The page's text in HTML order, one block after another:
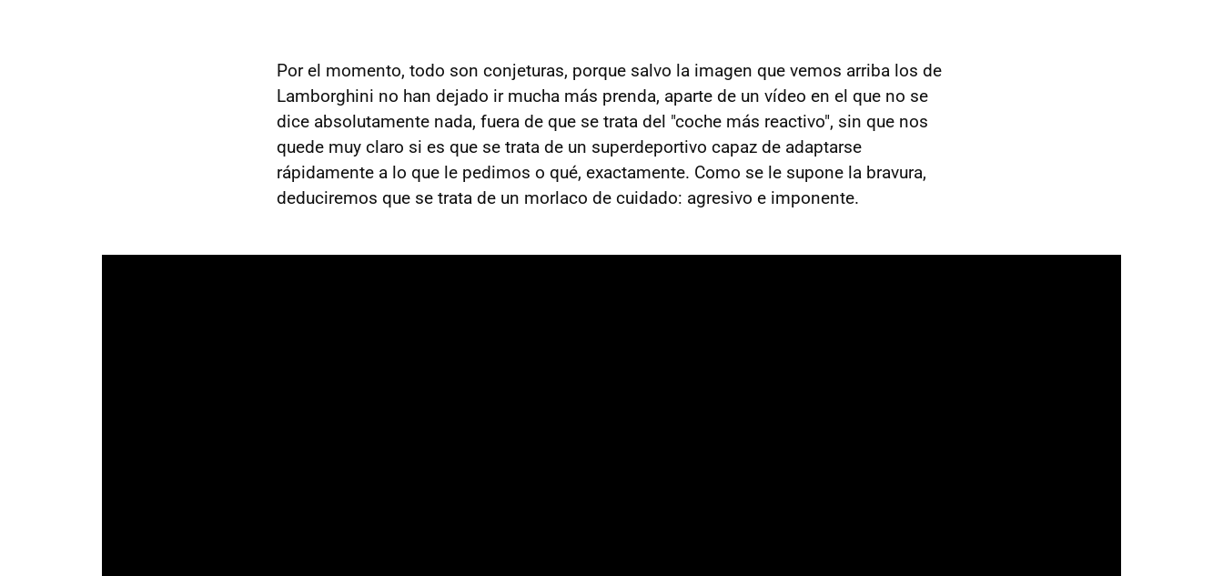
Por el momento, todo son conjeturas, porque salvo la imagen que vemos arriba los de
Lamborghini no han dejado ir mucha más prenda, aparte de un vídeo en el que no se
dice absolutamente nada, fuera de que se trata del "coche más reactivo", sin que nos
quede muy claro si es que se trata de un superdeportivo capaz de adaptarse
rápidamente a lo que le pedimos o qué, exactamente. Como se le supone la bravura,
deduciremos que se trata de un morlaco de cuidado: agresivo e imponente.